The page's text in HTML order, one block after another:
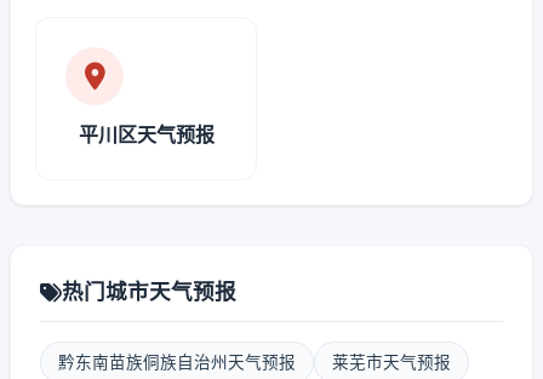
平川区天气预报
热门城市天气预报
黔东南苗族侗族自治州天气预报 莱芜市天气预报